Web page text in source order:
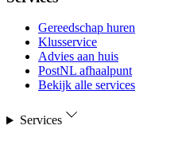
Gereedschap huren
Klusservice
Advies aan huis
PostNL afhaalpunt
Bekijk alle services
Services